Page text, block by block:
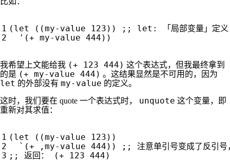
( let ((my-value 123 ))
;; let: 「局部变量」定义
' (+ my-value 444 ))
我希望上文能给我 (+ 123 444) 这个表达式，但我最终拿到
的是 (+ my-value 444) 。这结果显然是不可用的，因为
let 的外部没有 my-value 的定义。
这时，我们要在 quote 一个表达式时， unquote 这个变量，即
重新对其求值：
( let ((my-value 123 ))
` (+ , my-value 444 ))
;; 注意单引号变成了反引
;; 返回： (+ 123 444)